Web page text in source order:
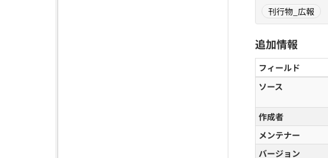
刊行物_広報
追加情報
フィールド
ソース
作成者
メンテナー
バージョン